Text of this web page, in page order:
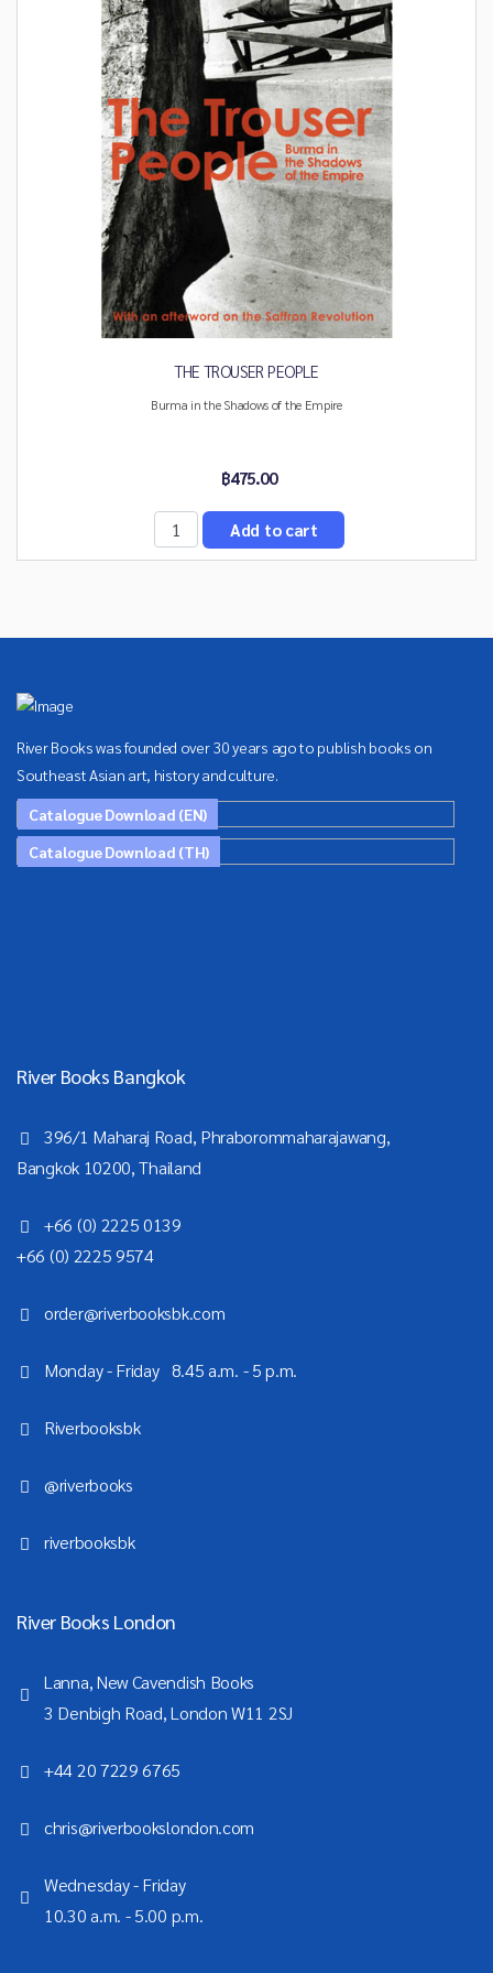
THE TROUSER PEOPLE
Burma in the Shadows of the Empire
฿475.00
River Books was founded over 30 years ago to publish books on
Southeast Asian art, history and culture.
Catalogue Download (EN)
Catalogue Download (TH)
River Books Bangkok
396/1 Maharaj Road, Phraborommaharajawang,
Bangkok 10200, Thailand
+66 (0) 2225 0139
+66 (0) 2225 9574
order@riverbooksbk.com
Monday - Friday 8.45 a.m. - 5 p.m.
Riverbooksbk
@riverbooks
riverbooksbk
River Books London
Lanna, New Cavendish Books
3 Denbigh Road, London W11 2SJ
+44 20 7229 6765
chris@riverbookslondon.com
Wednesday - Friday
10.30 a.m. - 5.00 p.m.